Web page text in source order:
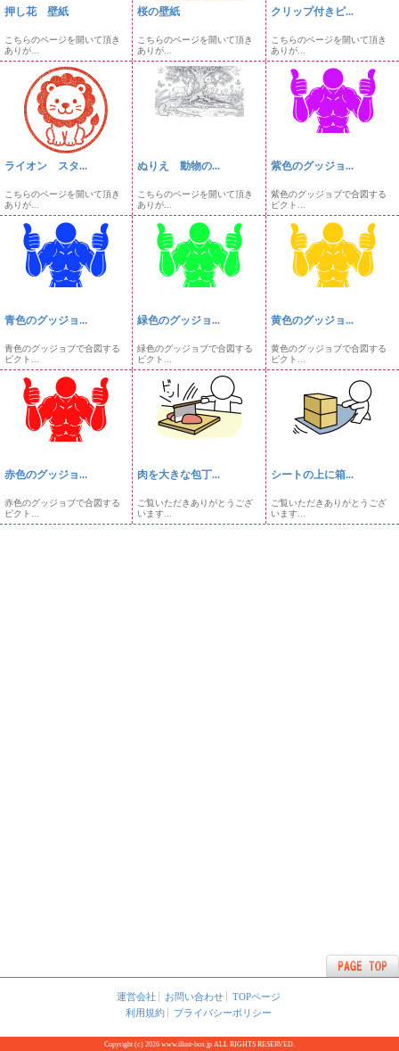
押し花 壁紙
こちらのページを開いて頂き
ありが...
桜の壁紙
こちらのページを開いて頂き
ありが...
クリップ付きピ...
こちらのページを開いて頂き
ありが...
ライオン スタ...
こちらのページを開いて頂き
ありが...
ぬりえ 動物の...
こちらのページを開いて頂き
ありが...
紫色のグッジョ...
紫色のグッジョブで合図する
ピクト...
青色のグッジョ...
青色のグッジョブで合図する
ピクト...
緑色のグッジョ...
緑色のグッジョブで合図する
ピクト...
黄色のグッジョ...
黄色のグッジョブで合図する
ピクト...
赤色のグッジョ...
赤色のグッジョブで合図する
ピクト...
肉を大きな包丁...
ご覧いただきありがとうござ
います...
シートの上に箱...
ご覧いただきありがとうござ
います...
運営会社 お問い合わせ
TOPページ
利用規約
プライバシーポリシー
Copyright (c) 2026 www.illust-box.jp ALL RIGHTS RESERVED.